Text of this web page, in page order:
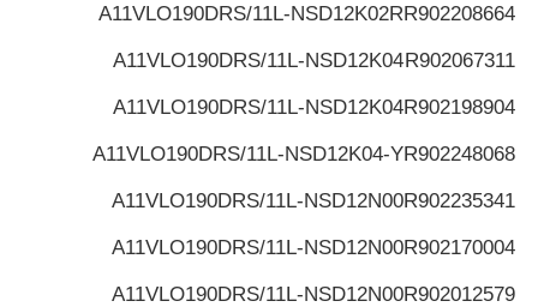
R902208664
A11VLO190DRS/11L-NSD12K02R
R902067311
A11VLO190DRS/11L-NSD12K04
R902198904
A11VLO190DRS/11L-NSD12K04
R902248068
A11VLO190DRS/11L-NSD12K04-Y
R902235341
A11VLO190DRS/11L-NSD12N00
R902170004
A11VLO190DRS/11L-NSD12N00
R902012579
A11VLO190DRS/11L-NSD12N00